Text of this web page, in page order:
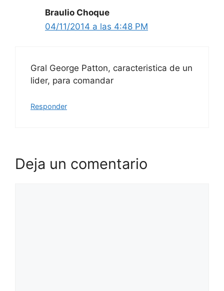
Braulio Choque
04/11/2014 a las 4:48 PM
Gral George Patton, caracteristica de un
lider, para comandar
Responder
Deja un comentario